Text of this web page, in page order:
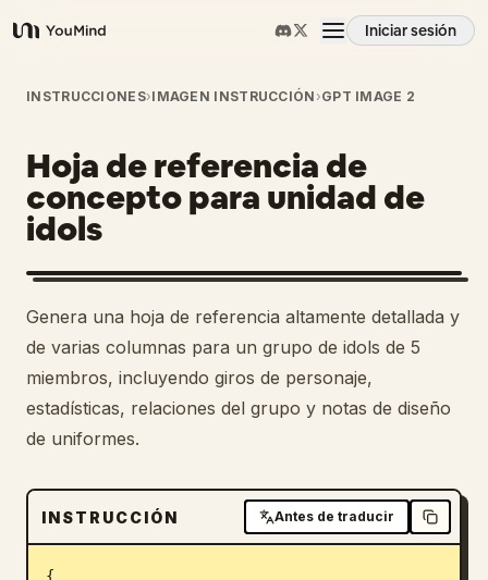
YouMind
Iniciar sesión
Resumen
Casos de uso
Habilidades
Prompts
Precios
Descargar
Blog
INSTRUCCIONES›IMAGEN INSTRUCCIÓN ›GPT IMAGE 2
Hoja de referencia de
concepto para unidad de
idols
Genera una hoja de referencia altamente detallada y
de varias columnas para un grupo de idols de 5
miembros, incluyendo giros de personaje,
estadísticas, relaciones del grupo y notas de diseño
de uniformes.
INSTRUCCIÓN Antes de traducir
{